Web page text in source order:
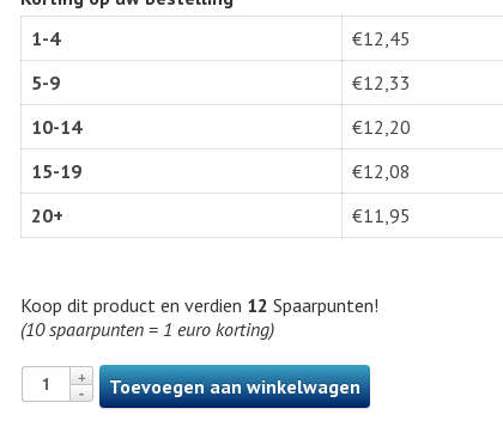
1-4
€12,45
5-9
€12,33
10-14
€12,20
15-19
€12,08
20+
€11,95
Koop dit product en verdien 12 Spaarpunten!
(10 spaarpunten = 1 euro korting)
Toevoegen aan winkelwagen